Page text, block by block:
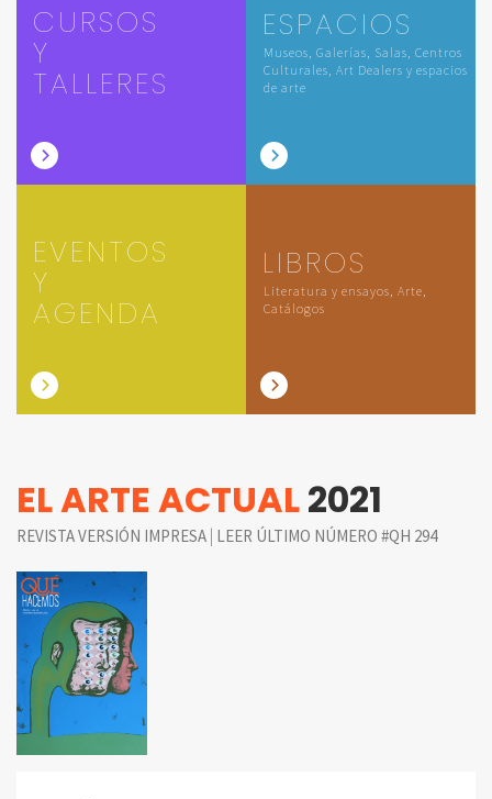
CURSOS
Y
TALLERES
ESPACIOS
Museos, Galerías, Salas, Centros
Culturales, Art Dealers y espacios
de arte
EVENTOS
Y
AGENDA
LIBROS
Literatura y ensayos, Arte,
Catálogos
EL ARTE ACTUAL2021
REVISTA VERSIÓN IMPRESA | LEER ÚLTIMO NÚMERO #QH 294